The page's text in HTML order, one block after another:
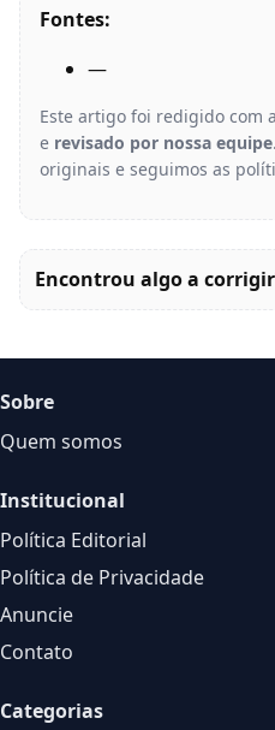
Fontes:
—
Este artigo foi redigido com
e revisado por nossa equipe
originais e seguimos as
Encontrou algo a
Sobre
Quem somos
Institucional
Política Editorial
Política de Privacidade
Anuncie
Contato
Categorias